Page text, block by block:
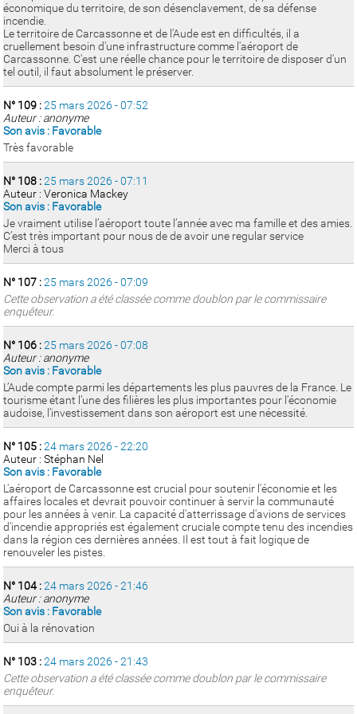
économique du territoire, de son désenclavement, de sa défense
incendie.
Le territoire de Carcassonne et de l'Aude est en difficultés, il a
cruellement besoin d'une infrastructure comme l'aéroport de
Carcassonne. C'est une réelle chance pour le territoire de disposer d'un
tel outil, il faut absolument le préserver.
N° 109 :25 mars 2026 - 07:52
Auteur : anonyme
Son avis : Favorable
Très favorable
N° 108 :25 mars 2026 - 07:11
Auteur : Veronica Mackey
Son avis : Favorable
Je vraiment utilise l’aéroport toute l’année avec ma famille et des amies.
C’est très important pour nous de de avoir une regular service
Merci à tous
N° 107 :25 mars 2026 - 07:09
Cette observation a été classée comme doublon par le commissaire
enquêteur.
N° 106 :25 mars 2026 - 07:08
Auteur : anonyme
Son avis : Favorable
L’Aude compte parmi les départements les plus pauvres de la France. Le
tourisme étant l’une des filières les plus importantes pour l’économie
audoise, l’investissement dans son aéroport est une nécessité.
N° 105 :24 mars 2026 - 22:20
Auteur : Stéphan Nel
Son avis : Favorable
L'aéroport de Carcassonne est crucial pour soutenir l'économie et les
affaires locales et devrait pouvoir continuer à servir la communauté
pour les années à venir. La capacité d'atterrissage d'avions de services
d'incendie appropriés est également cruciale compte tenu des incendies
dans la région ces dernières années. Il est tout à fait logique de
renouveler les pistes.
N° 104 :24 mars 2026 - 21:46
Auteur : anonyme
Son avis : Favorable
Oui à la rénovation
N° 103 :24 mars 2026 - 21:43
Cette observation a été classée comme doublon par le commissaire
enquêteur.